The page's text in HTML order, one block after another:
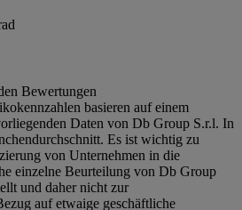
Bewertungen
basieren auf einem
Daten von Db Group S.r.l. In
Es ist wichtig zu
von Unternehmen in die
einzelne Beurteilung von Db Group
und daher nicht zur
auf etwaige geschäftliche